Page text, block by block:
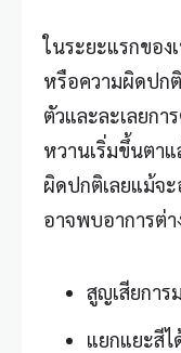
ในระยะแรกของ
หรือความผิดปก
ตัวและละเลยกา
หวานเริ่มขึ้นตา
ผิดปกติเลยแม้จ
อาจพบอาการต่า
สูญเสียการ
แยกแยะสี